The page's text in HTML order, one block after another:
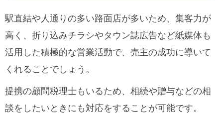
駅直結や人通りの多い路面店が多いため、集客力が
高く、折り込みチラシやタウン誌広告など紙媒体も
活用した積極的な営業活動で、売主の成功に導いて
くれることでしょう。
提携の顧問税理士もいるため、相続や贈与などの相
談をしたいときにも対応をすることが可能です。